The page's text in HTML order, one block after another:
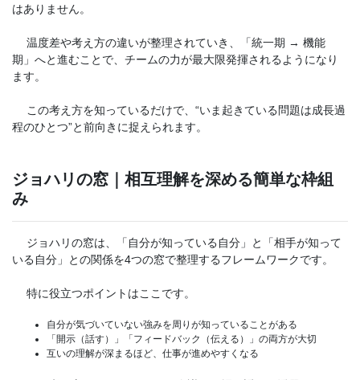
はありません。
温度差や考え方の違いが整理されていき、「統一期 → 機能
期」へと進むことで、チームの力が最大限発揮されるようになり
ます。
この考え方を知っているだけで、“いま起きている問題は成長過
程のひとつ”と前向きに捉えられます。
ジョハリの窓｜相互理解を深める簡単な枠組
み
ジョハリの窓は、「自分が知っている自分」と「相手が知って
いる自分」との関係を4つの窓で整理するフレームワークです。
特に役立つポイントはここです。
自分が気づいていない強みを周りが知っていることがある
「開示（話す）」「フィードバック（伝える）」の両方が大切
互いの理解が深まるほど、仕事が進めやすくなる